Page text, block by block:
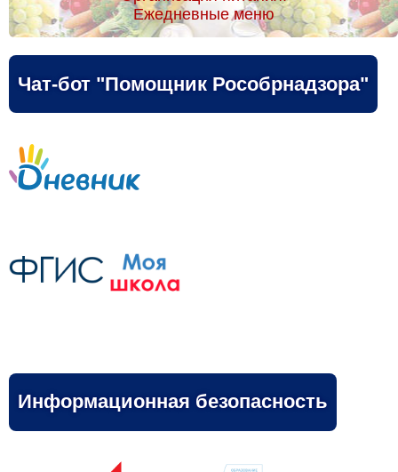
Ежедневные меню
Чат-бот "Помощник Рособрнадзора"
Информационная безопасность